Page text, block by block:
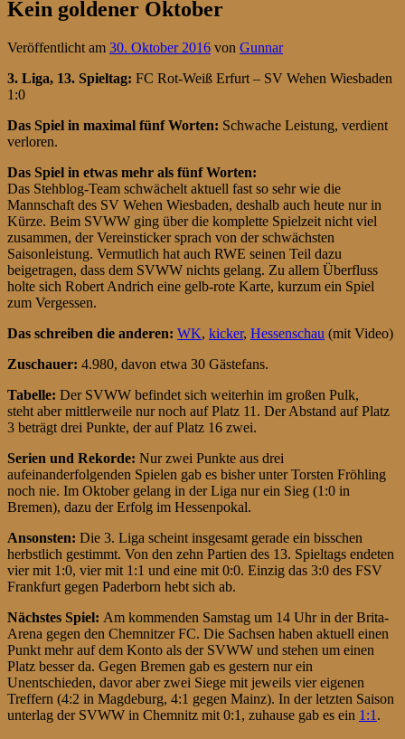
Kein goldener Oktober
Veröffentlicht am 30. Oktober 2016 von Gunnar
3. Liga, 13. Spieltag: FC Rot-Weiß Erfurt – SV Wehen Wiesbaden
1:0
Das Spiel in maximal fünf Worten: Schwache Leistung, verdient
verloren.
Das Spiel in etwas mehr als fünf Worten:
Das Stehblog-Team schwächelt aktuell fast so sehr wie die
Mannschaft des SV Wehen Wiesbaden, deshalb auch heute nur in
Kürze. Beim SVWW ging über die komplette Spielzeit nicht viel
zusammen, der Vereinsticker sprach von der schwächsten
Saisonleistung. Vermutlich hat auch RWE seinen Teil dazu
beigetragen, dass dem SVWW nichts gelang. Zu allem Überfluss
holte sich Robert Andrich eine gelb-rote Karte, kurzum ein Spiel
zum Vergessen.
Das schreiben die anderen: WK, kicker, Hessenschau (mit Video)
Zuschauer: 4.980, davon etwa 30 Gästefans.
Tabelle: Der SVWW befindet sich weiterhin im großen Pulk,
steht aber mittlerweile nur noch auf Platz 11. Der Abstand auf Platz
3 beträgt drei Punkte, der auf Platz 16 zwei.
Serien und Rekorde: Nur zwei Punkte aus drei
aufeinanderfolgenden Spielen gab es bisher unter Torsten Fröhling
noch nie. Im Oktober gelang in der Liga nur ein Sieg (1:0 in
Bremen), dazu der Erfolg im Hessenpokal.
Ansonsten: Die 3. Liga scheint insgesamt gerade ein bisschen
herbstlich gestimmt. Von den zehn Partien des 13. Spieltags endeten
vier mit 1:0, vier mit 1:1 und eine mit 0:0. Einzig das 3:0 des FSV
Frankfurt gegen Paderborn hebt sich ab.
Nächstes Spiel: Am kommenden Samstag um 14 Uhr in der Brita-
Arena gegen den Chemnitzer FC. Die Sachsen haben aktuell einen
Punkt mehr auf dem Konto als der SVWW und stehen um einen
Platz besser da. Gegen Bremen gab es gestern nur ein
Unentschieden, davor aber zwei Siege mit jeweils vier eigenen
Treffern (4:2 in Magdeburg, 4:1 gegen Mainz). In der letzten Saison
unterlag der SVWW in Chemnitz mit 0:1, zuhause gab es ein 1:1 .